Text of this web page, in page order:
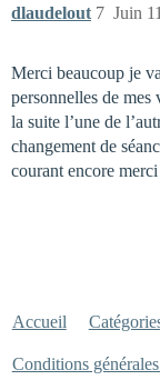
dlaudelout Juin
7
Merci beaucoup je
personnelles de mes
la suite l’une de
changement de
courant encore
Accueil
Conditions